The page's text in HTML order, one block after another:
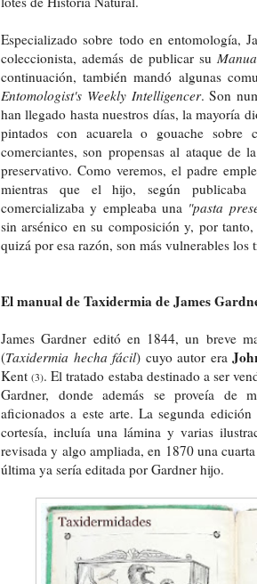
Especializado sobre todo en entomología,
coleccionista, además de publicar su
continuación, también mandó algunas
Entomologist's Weekly Intelligencer. Son
han llegado hasta nuestros días, la mayoría
pintados con acuarela o gouache sobre
comerciantes, son propensas al ataque
preservativo. Como veremos, el padre
mientras que el hijo, según
comercializaba y empleaba una "pasta
sin arsénico en su composición y, por
quizá por esa razón, son más vulnerables
El manual de Taxidermia de James
James Gardner editó en 1844, un breve
(Taxidermia hecha fácil) cuyo autor era
Kent(3). El tratado estaba destinado a ser
Gardner, donde además se proveía de
aficionados a este arte. La segunda
cortesía, incluía una lámina y varias
revisada y algo ampliada, en 1870 una
última ya sería editada por Gardner hijo.